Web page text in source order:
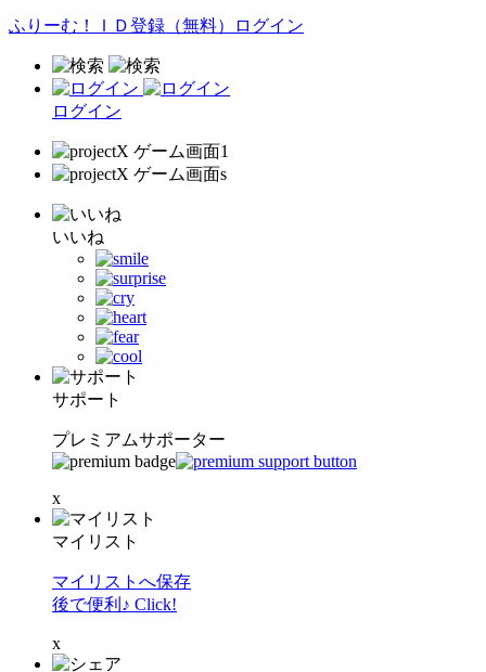
ふりーむ！ＩＤ登録（無料） ログイン
ログイン
いいね
サポート
プレミアムサポーター
x
マイリスト
マイリストへ保存
後で便利♪ Click!
x